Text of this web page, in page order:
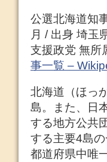
公選北海道知
月 / 出身 埼玉
支援政党 無所
事一覧 –
北海道（ほっ
島。また、日
する地方公共
する主要4島
都道府県中唯